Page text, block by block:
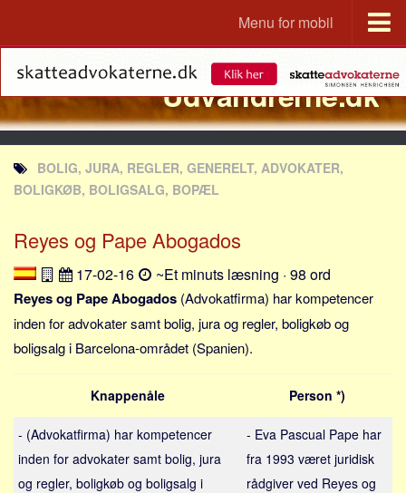
Menu for mobil
Portal
Udvandrerne.dk
Utvandrerne.no
Utvandrarna.se
Tyskland.dk
Rusland.dk
JLKM.dk
Lande
Tyrkiet
Spanien
Sverige
Norge
Thailand
Udvandrerne.dk
BOLIG, JURA, REGLER, GENERELT, ADVOKATER,
BOLIGKØB, BOLIGSALG, BOPÆL
Reyes og Pape Abogados
17-02-16 ~Et minuts læsning · 98 ord
Reyes og Pape Abogados (Advokatfirma) har kompetencer
inden for advokater samt bolig, jura og regler, boligkøb og
boligsalg i Barcelona-området (Spanien).
Knappenåle Person *)
- (Advokatfirma) har kompetencer
inden for advokater samt bolig, jura
og regler, boligkøb og boligsalg i
- Eva Pascual Pape har
fra 1993 været juridisk
rådgiver ved Reyes og